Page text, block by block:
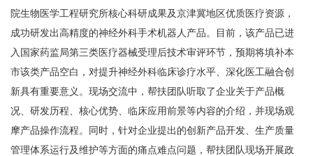
院生物医学工程研究所核心科研成果及京津冀地区优质医疗资源，
成功研发出高精度的神经外科手术机器人产品。目前，该产品已进
入国家药监局第三类医疗器械受理后技术审评环节，预期将填补本
市该类产品空白，对提升神经外科临床诊疗水平、深化医工融合创
新具有重要意义。现场交流中，帮扶团队听取了企业关于产品概
况、研发历程、核心优势、临床应用前景等内容的介绍，并现场观
摩产品操作流程。同时，针对企业提出的创新产品开发、生产质量
管理体系运行及维护等方面的痛点难点问题，帮扶团队现场开展政